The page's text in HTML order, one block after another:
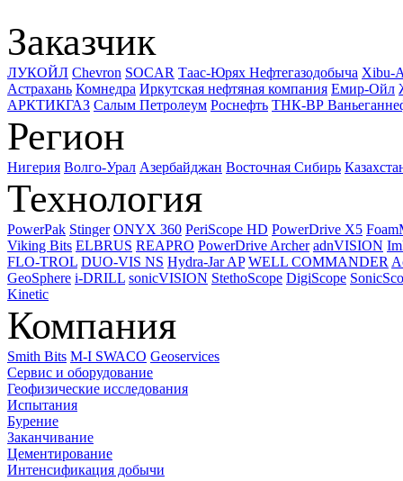
Заказчик
ЛУКОЙЛ Chevron SOCAR Таас-Юрях Нефтегазодобыча Xibu-
Астрахань Комнедра Иркутская нефтяная компания Емир-Ойл
АРКТИКГАЗ Салым Петролеум Роснефть ТНК-ВР
Регион
Нигерия Волго-Урал Азербайджан Восточная Сибирь
Технология
PowerPak Stinger ONYX 360 PeriScope HD PowerDrive X5
Viking Bits ELBRUS REAPRO PowerDrive Archer adnVISION
FLO-TROL DUO-VIS NS Hydra-Jar AP WELL COMMANDER
GeoSphere i-DRILL sonicVISION StethoScope DigiScope
Kinetic
Компания
Smith Bits M-I SWACO Geoservices
Сервис и оборудование
Геофизические исследования
Испытания
Бурение
Заканчивание
Цементирование
Интенсификация добычи